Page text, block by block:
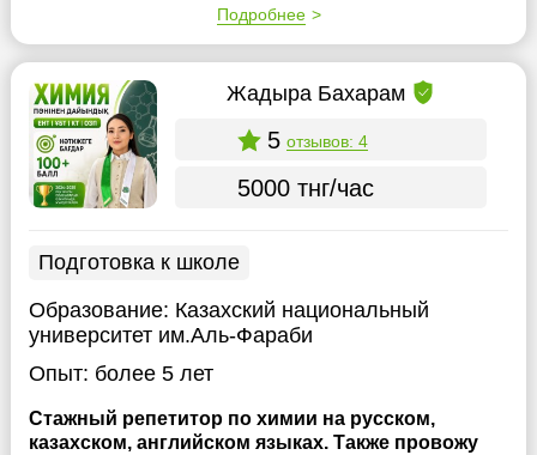
Подробнее
Жадыра Бахарам
5 отзывов: 4
5000 тнг/час
Подготовка к школе
Образование: Казахский национальный
университет им.Аль-Фараби
Опыт: более 5 лет
Стажный репетитор по химии на русском,
казахском, английском языках. Также провожу